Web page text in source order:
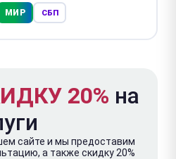
МИР СБП
20% на
сайте и мы предоставим
а также скидку 20%